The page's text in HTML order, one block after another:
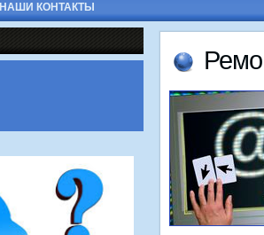
НАШИ КОНТАКТЫ